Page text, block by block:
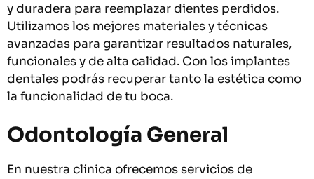
y duradera para reemplazar dientes perdidos.
Utilizamos los mejores materiales y técnicas
avanzadas para garantizar resultados naturales,
funcionales y de alta calidad. Con los implantes
dentales podrás recuperar tanto la estética como
la funcionalidad de tu boca.
Odontología General
En nuestra clínica ofrecemos servicios de